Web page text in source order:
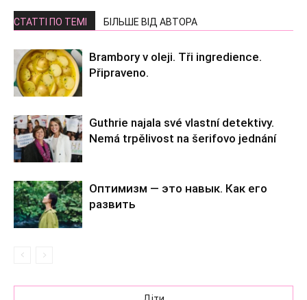
СТАТТІ ПО ТЕМІ БІЛЬШЕ ВІД АВТОРА
Brambory v oleji. Tři ingredience.
Připraveno.
Guthrie najala své vlastní detektivy.
Nemá trpělivost na šerifovo jednání
Оптимизм — это навык. Как его
развить